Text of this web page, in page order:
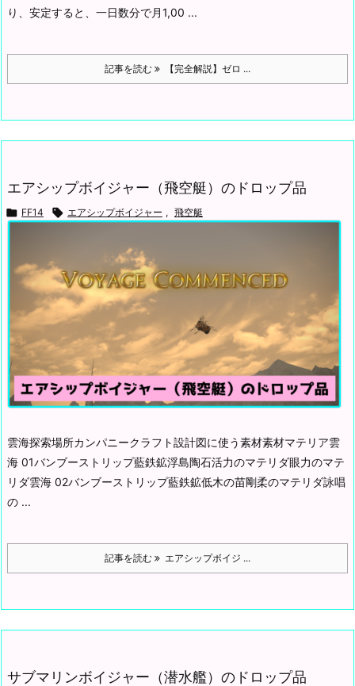
り、安定すると、一日数分で月1,00 ...
記事を読む 【完全解説】ゼロ ...
エアシップボイジャー（飛空艇）のドロップ品
 FF14  エアシップボイジャー , 飛空艇
雲海探索場所カンパニークラフト設計図に使う素材素材マテリア雲
海 01バンブーストリップ藍鉄鉱浮島陶石活力のマテリダ眼力のマテ
リダ雲海 02バンブーストリップ藍鉄鉱低木の苗剛柔のマテリダ詠唱
の ...
記事を読む エアシップボイジ ...
サブマリンボイジャー（潜水艦）のドロップ品